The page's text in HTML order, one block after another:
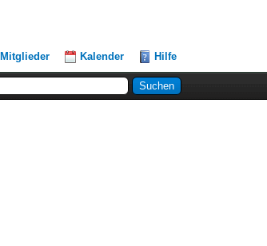
Mitglieder Kalender Hilfe